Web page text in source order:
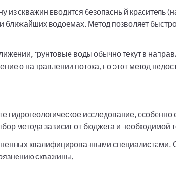
из скважин вводится безопасный краситель
ближайших водоемах. Метод позволяет
грунтовые воды обычно текут в
о направлении потока, но этот метод
исследование, особенно
метода зависит от бюджета и необходимой
квалифицированными специалистами.
скважины.